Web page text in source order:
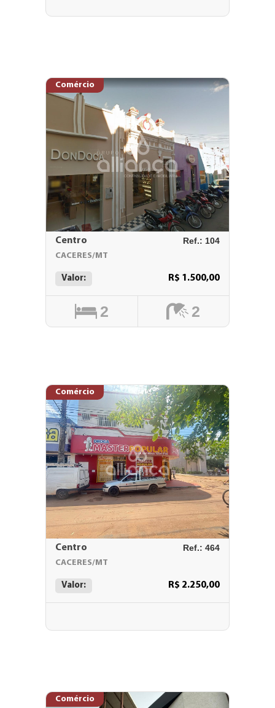
Comércio
Centro Ref.: 104
CACERES/MT
Valor: R$ 1.500,00
2 2
Comércio
Centro Ref.: 464
CACERES/MT
Valor: R$ 2.250,00
Comércio